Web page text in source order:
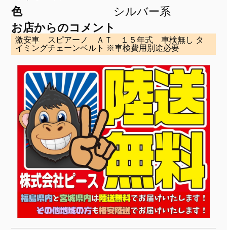
色
シルバー系
お店からのコメント
激安車 スピアーノ ＡＴ １５年式 車検無し タ
イミングチェーンベルト ※車検費用別途必要